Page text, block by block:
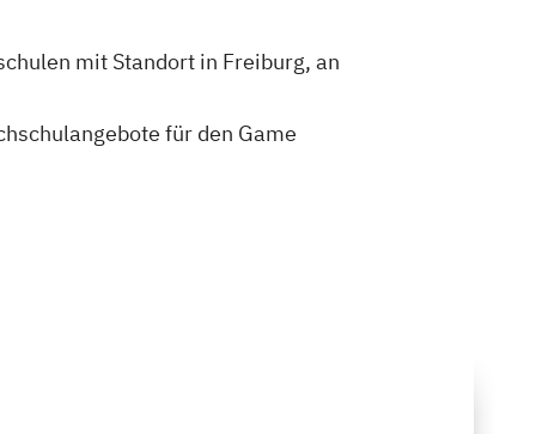
mit Standort in Freiburg, an
für den Game